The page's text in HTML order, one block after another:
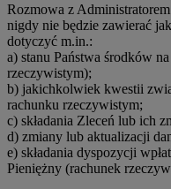
Rozmowa z
nigdy nie będzie zawierać
dotyczyć m.in.:
a) stanu Państwa środków
rzeczywistym);
b) jakichkolwiek kwestii
rachunku rzeczywistym;
c) składania Zleceń lub ich
d) zmiany lub aktualizacji
e) składania dyspozycji
Pieniężny (rachunek